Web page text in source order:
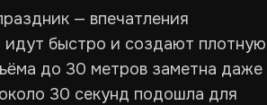
— впечатления
идут быстро и создают плотную
до 30 метров заметна даже
30 секунд подошла для